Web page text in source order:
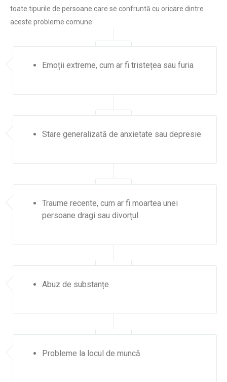
toate tipurile de persoane care se confruntă cu oricare dintre
aceste probleme comune:
Emoții extreme, cum ar fi tristețea sau furia
Stare generalizată de anxietate sau depresie
Traume recente, cum ar fi moartea unei
persoane dragi sau divorțul
Abuz de substanțe
Probleme la locul de muncă